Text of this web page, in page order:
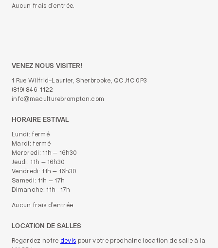
Aucun frais d’entrée.
VENEZ NOUS VISITER!
1 Rue Wilfrid-Laurier, Sherbrooke, QC J1C 0P3
(819) 846-1122
info@maculturebrompton.com
HORAIRE ESTIVAL
Lundi: fermé
Mardi: fermé
Mercredi: 11h – 16h30
Jeudi: 11h – 16h30
Vendredi: 11h – 16h30
Samedi: 11h – 17h
Dimanche: 11h -17h
Aucun frais d’entrée.
LOCATION DE SALLES
Regardez notre devis pour votre prochaine location de salle à la